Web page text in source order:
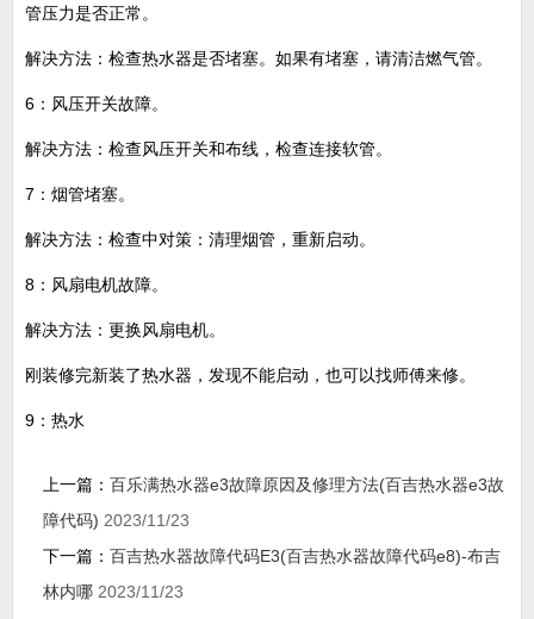
管压力是否正常。
解决方法：检查热水器是否堵塞。如果有堵塞，请清洁燃气管。
6：风压开关故障。
解决方法：检查风压开关和布线，检查连接软管。
7：烟管堵塞。
解决方法：检查中对策：清理烟管，重新启动。
8：风扇电机故障。
解决方法：更换风扇电机。
刚装修完新装了热水器，发现不能启动，也可以找师傅来修。
9：热水
上一篇： 百乐满热水器e3故障原因及修理方法(百吉热水器e3故
障代码) 2023/11/23
下一篇： 百吉热水器故障代码E3(百吉热水器故障代码e8)-布吉
林内哪 2023/11/23